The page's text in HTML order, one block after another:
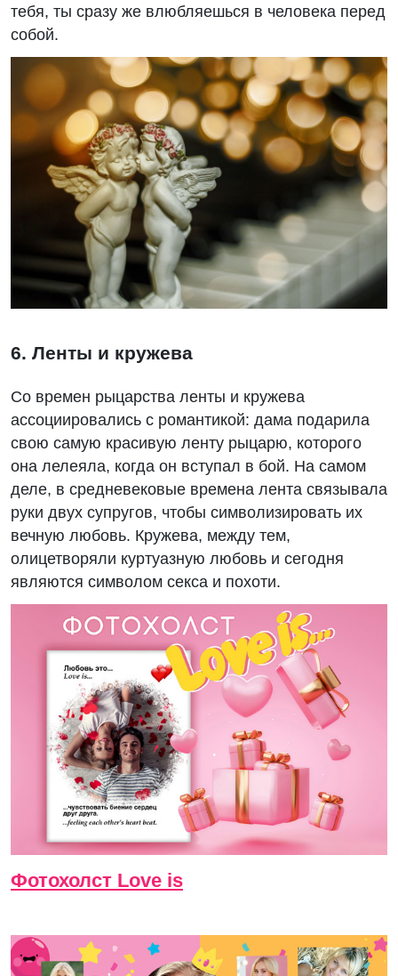
тебя, ты сразу же влюбляешься в человека перед
собой.
6. Ленты и кружева
Со времен рыцарства ленты и кружева
ассоциировались с романтикой: дама подарила
свою самую красивую ленту рыцарю, которого
она лелеяла, когда он вступал в бой. На самом
деле, в средневековые времена лента связывала
руки двух супругов, чтобы символизировать их
вечную любовь. Кружева, между тем,
олицетворяли куртуазную любовь и сегодня
являются символом секса и похоти.
Фотохолст Love is